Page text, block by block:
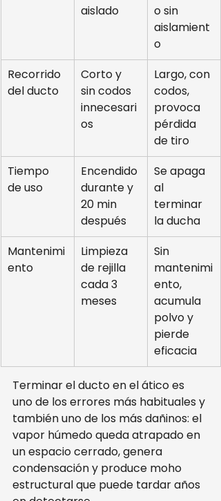
aislado
o sin
aislamient
o
Recorrido
del ducto
Corto y
sin codos
innecesari
os
Largo, con
codos,
provoca
pérdida
de tiro
Tiempo
de uso
Encendido
durante y
20 min
después
Se apaga
al
terminar
la ducha
Mantenimi
ento
Limpieza
de rejilla
cada 3
meses
Sin
mantenimi
ento,
acumula
polvo y
pierde
eficacia
Terminar el ducto en el ático es
uno de los errores más habituales y
también uno de los más dañinos: el
vapor húmedo queda atrapado en
un espacio cerrado, genera
condensación y produce moho
estructural que puede tardar años